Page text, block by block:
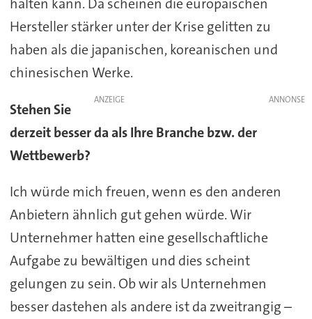
Hersteller stärker unter der Krise gelitten zu
haben als die japanischen, koreanischen und
chinesischen Werke.
ANZEIGE
Stehen Sie
derzeit besser da als Ihre Branche bzw. der
Wettbewerb?
Ich würde mich freuen, wenn es den anderen
Anbietern ähnlich gut gehen würde. Wir
Unternehmer hatten eine gesellschaftliche
Aufgabe zu bewältigen und dies scheint
gelungen zu sein. Ob wir als Unternehmen
besser dastehen als andere ist da zweitrangig –